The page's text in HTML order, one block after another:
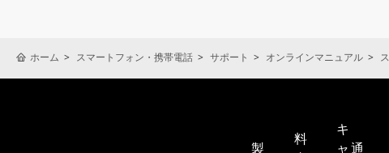
安全上のご注意は、お願いとご注
い場合があります。あらかじめご
本サービスに掲載されている取扱
より、本サービスに掲載されて
ホーム スマートフォン・携帯電話 サポート オンラインマニュアル
製
料
キ
ャ通